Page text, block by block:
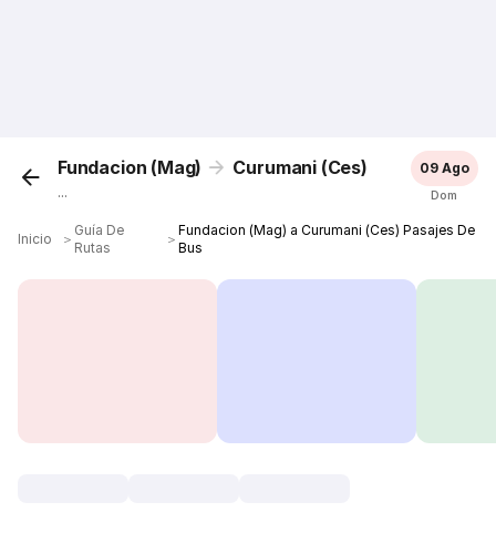
Fundacion (Mag) Curumani (Ces)
...
09 Ago
Dom
Inicio ＞
Guía De
Rutas
＞
Fundacion (Mag) a Curumani (Ces) Pasajes De
Bus